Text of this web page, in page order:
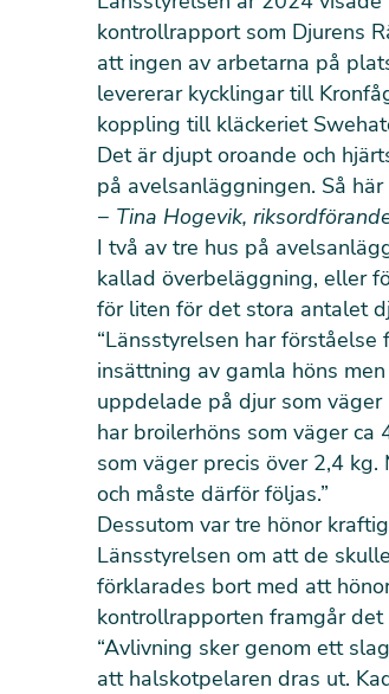
kontrollrapport som Djurens
att ingen av arbetarna på
levererar kycklingar till
koppling till kläckeriet
Det är djupt oroande och
på avelsanläggningen. Så
− Tina Hogevik,
I två av tre hus på
kallad överbeläggning, eller
för liten för det stora antalet
“Länsstyrelsen har
insättning av gamla höns
uppdelade på djur som
har broilerhöns som väger
som väger precis över 2,4
och måste därför följas.”
Dessutom var tre hönor
Länsstyrelsen om att de
förklarades bort med att
kontrollrapporten framgår det
“Avlivning sker genom ett
att halskotpelaren dras ut.